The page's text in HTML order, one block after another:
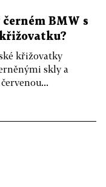
BMW s
křižovatky
skly a